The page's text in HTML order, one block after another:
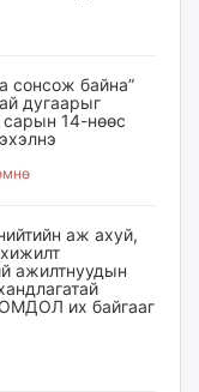
сонсож байна”
дугаарыг
14-нөөс
аж ахуй,
ажилтнуудын
их байгааг